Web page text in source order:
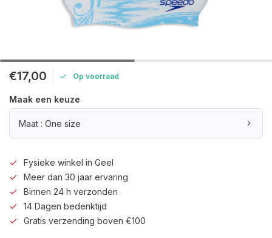
€17,00 Op voorraad
Maak een keuze
Maat : One size
Fysieke winkel in Geel
Meer dan 30 jaar ervaring
Binnen 24 h verzonden
14 Dagen bedenktijd
Gratis verzending boven €100